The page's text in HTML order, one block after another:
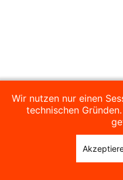
Wir nutzen nur einen
technischen